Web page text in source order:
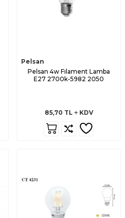
Pelsan
Pelsan 4w Fılament Lamba
E27 2700k-5982 2050
85,70 TL KDV